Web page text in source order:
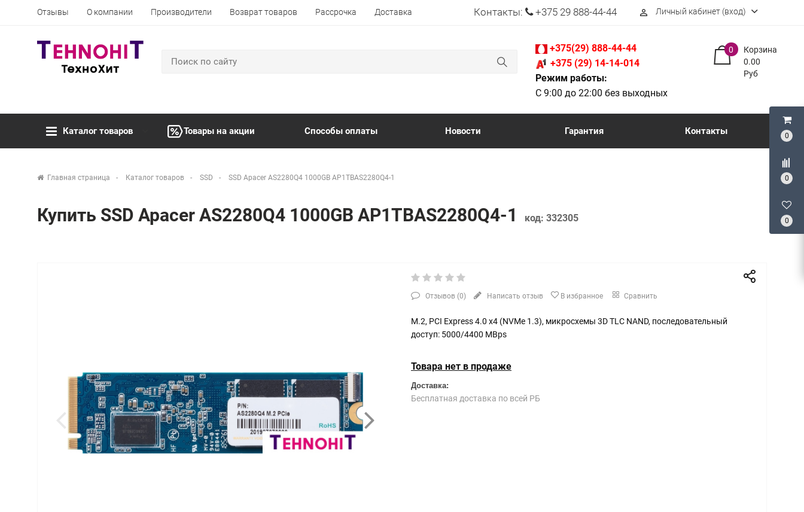
0
0
0
Отзывы О компании Производители Возврат товаров Рассрочка Доставка Контакты: +375 29 888-44-44 perm_identity Личный кабинет (вход)
+375(29) 888-44-44
+375 (29) 14-14-014
Режим работы:
С 9:00 до 22:00 без выходных
Корзина
0
0.00
Руб
Каталог товаров Товары на акции Способы оплаты Новости Гарантия Контакты
Главная страница Каталог товаров SSD SSD Apacer AS2280Q4 1000GB AP1TBAS2280Q4-1
Купить SSD Apacer AS2280Q4 1000GB AP1TBAS2280Q4-1 код: 332305
Отзывов (0) Написать отзыв В избранное Сравнить
M.2, PCI Express 4.0 x4 (NVMe 1.3), микросхемы 3D TLC NAND, последовательный
доступ: 5000/4400 MBps
Товара нет в продаже
Доставка:
Бесплатная доставка по всей РБ